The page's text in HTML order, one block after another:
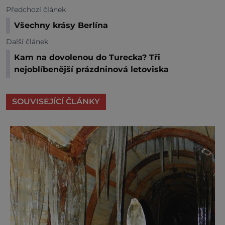
Předchozí článek
Všechny krásy Berlína
Další článek
Kam na dovolenou do Turecka? Tři
nejoblíbenější prázdninová letoviska
SOUVISEJÍCÍ ČLÁNKY